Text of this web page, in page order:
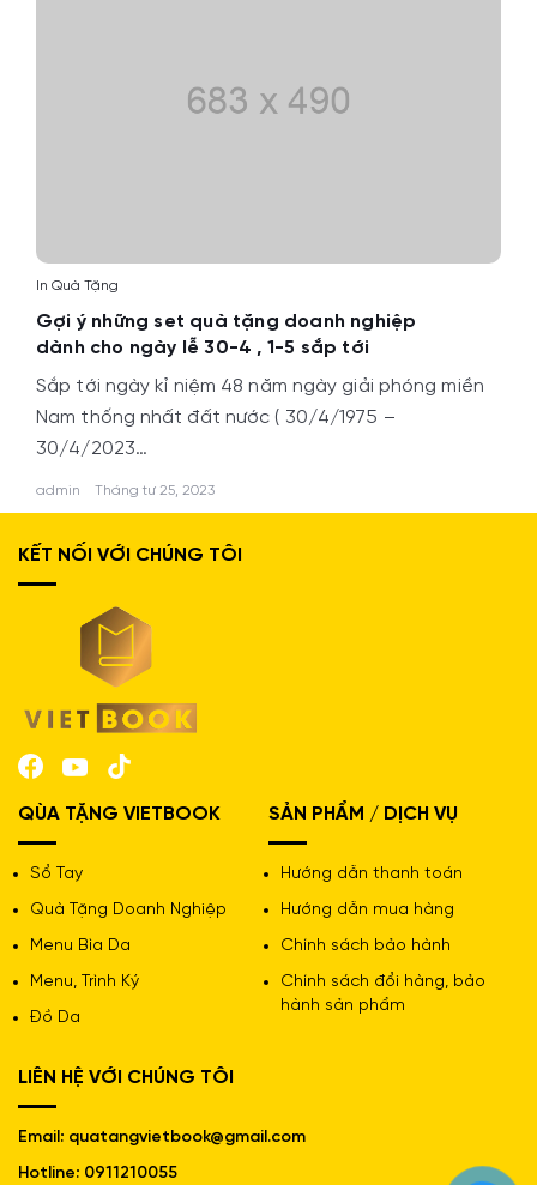
In Quà Tặng
Gợi ý những set quà tặng doanh nghiệp
dành cho ngày lễ 30-4 , 1-5 sắp tới
Sắp tới ngày kỉ niệm 48 năm ngày giải phóng miền
Nam thống nhất đất nước ( 30/4/1975 –
30/4/2023…
admin Tháng tư 25, 2023
KẾT NỐI VỚI CHÚNG TÔI
QÙA TẶNG VIETBOOK
Sổ Tay
Quà Tặng Doanh Nghiệp
Menu Bìa Da
Menu, Trình Ký
Đồ Da
SẢN PHẨM / DỊCH VỤ
Hướng dẫn thanh toán
Hướng dẫn mua hàng
Chính sách bảo hành
Chính sách đổi hàng, bảo
hành sản phẩm
LIÊN HỆ VỚI CHÚNG TÔI
Email: quatangvietbook@gmail.com
Hotline: 0911210055